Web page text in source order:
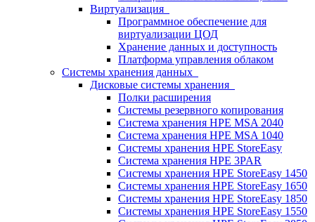
Виртуализация
Программное обеспечение для
виртуализации ЦОД
Хранение данных и доступность
Платформа управления облаком
Системы хранения данных
Дисковые системы хранения
Полки расширения
Системы резервного копирования
Система хранения HPE MSA 2040
Система хранения HPE MSA 1040
Системы хранения HPE StoreEasy
Система хранения HPE 3PAR
Системы хранения HPE StoreEasy 1450
Системы хранения HPE StoreEasy 1650
Системы хранения HPE StoreEasy 1850
Системы хранения HPE StoreEasy 1550